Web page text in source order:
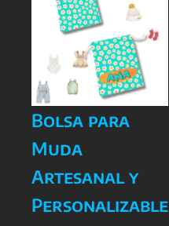
Bolsa para
Muda
Artesanal y
Personalizable